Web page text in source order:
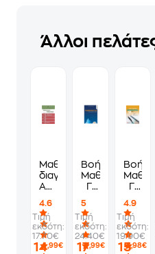
Άλλοι
Μαθηματικοί
διαγωνισμοί-
Ασκήσεις,
θεωρία
4.6
Τιμή
εκδότη:
17.70€
14,99€
Βοήθημα
Μαθηματικά
Γ'
Λυκείου
5
Τιμή
εκδότη:
24.40€
17,99€
Γ'
Επα.Λ
4.9
Τιμή
εκδότη:
19.90€
15,98€